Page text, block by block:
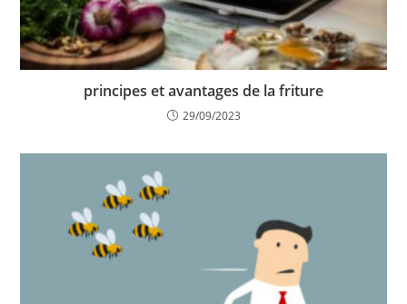
principes et avantages de la friture
29/09/2023